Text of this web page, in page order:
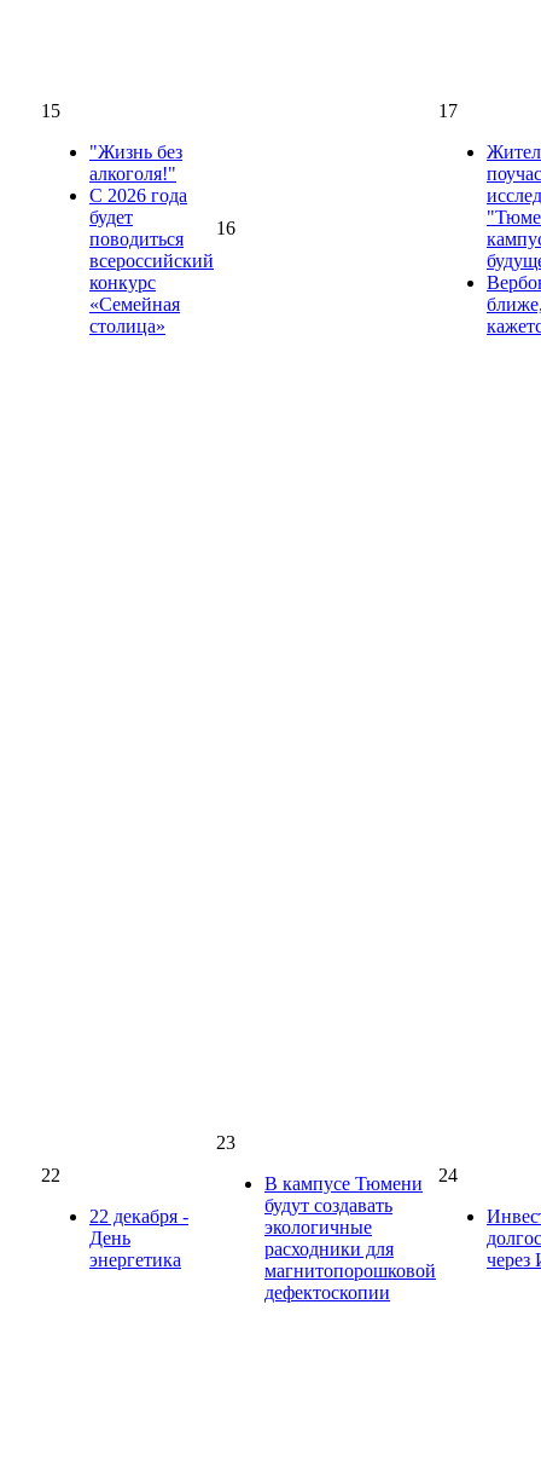
15
"Жизнь без
алкоголя!"
С 2026 года
будет
поводиться
всероссийский
конкурс
«Семейная
столица»
16
17
22
22 декабря -
День
энергетика
23
В кампусе Тюмени
будут создавать
экологичные
расходники для
магнитопорошковой
дефектоскопии
24